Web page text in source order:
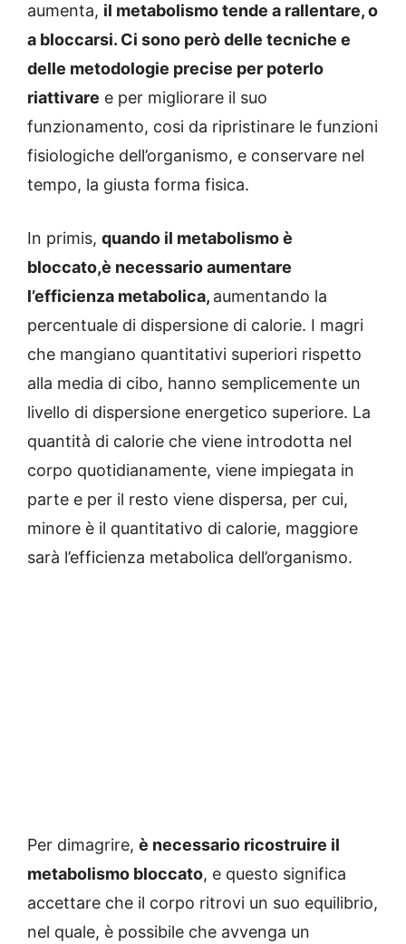
aumenta, il metabolismo tende a rallentare, o
a bloccarsi. Ci sono però delle tecniche e
delle metodologie precise per poterlo
riattivare e per migliorare il suo
funzionamento, cosi da ripristinare le funzioni
fisiologiche dell’organismo, e conservare nel
tempo, la giusta forma fisica.
In primis, quando il metabolismo è
bloccato,è necessario aumentare
l’efficienza metabolica, aumentando la
percentuale di dispersione di calorie. I magri
che mangiano quantitativi superiori rispetto
alla media di cibo, hanno semplicemente un
livello di dispersione energetico superiore. La
quantità di calorie che viene introdotta nel
corpo quotidianamente, viene impiegata in
parte e per il resto viene dispersa, per cui,
minore è il quantitativo di calorie, maggiore
sarà l’efficienza metabolica dell’organismo.
Per dimagrire, è necessario ricostruire il
metabolismo bloccato, e questo significa
accettare che il corpo ritrovi un suo equilibrio,
nel quale, è possibile che avvenga un